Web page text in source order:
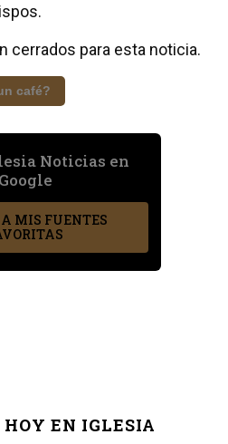
cerrados para esta noticia.
café?
Noticias en
Google
MIS FUENTES
HOY EN IGLESIA